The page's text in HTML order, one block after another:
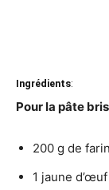
Ingrédients:
Pour la pâte
200 g de
1 jaune d’œuf